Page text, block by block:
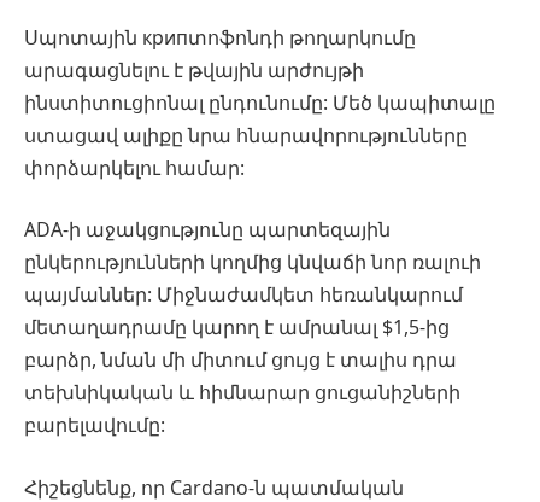
Սպոտային крипտոֆոնդի թողարկումը
արագացնելու է թվային արժույթի
ինստիտուցիոնալ ընդունումը: Մեծ կապիտալը
ստացավ ալիքը նրա հնարավորությունները
փորձարկելու համար:
ADA-ի աջակցությունը պարտեզային
ընկերությունների կողմից կնվաճի նոր ռալուի
պայմաններ: Միջնաժամկետ հեռանկարում
մետաղադրամը կարող է ամրանալ $1,5-ից
բարձր, նման մի միտում ցույց է տալիս դրա
տեխնիկական և հիմնարար ցուցանիշների
բարելավումը:
Հիշեցնենք, որ Cardano-ն պատմական